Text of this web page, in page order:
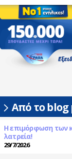
Από το blog
Η επιμόρφωση των
λατρεία!
29/7/2026